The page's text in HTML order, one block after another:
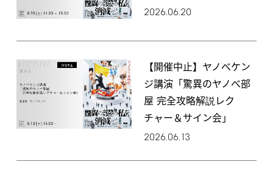
2026.06.20
【開催中止】ヤノべケン
ジ講演「驚異のヤノべ部
屋 完全攻略解説レク
チャー＆サイン会」
2026.06.13